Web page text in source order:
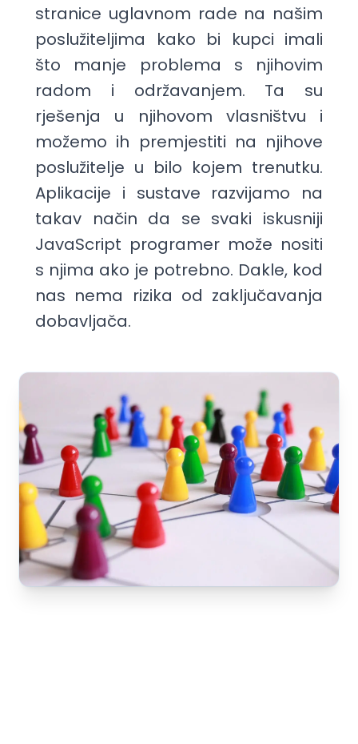
stranice uglavnom rade na našim
poslužiteljima kako bi kupci imali
što manje problema s njihovim
radom i održavanjem. Ta su
rješenja u njihovom vlasništvu i
možemo ih premjestiti na njihove
poslužitelje u bilo kojem trenutku.
Aplikacije i sustave razvijamo na
takav način da se svaki iskusniji
JavaScript programer može nositi
s njima ako je potrebno. Dakle, kod
nas nema rizika od zaključavanja
dobavljača.